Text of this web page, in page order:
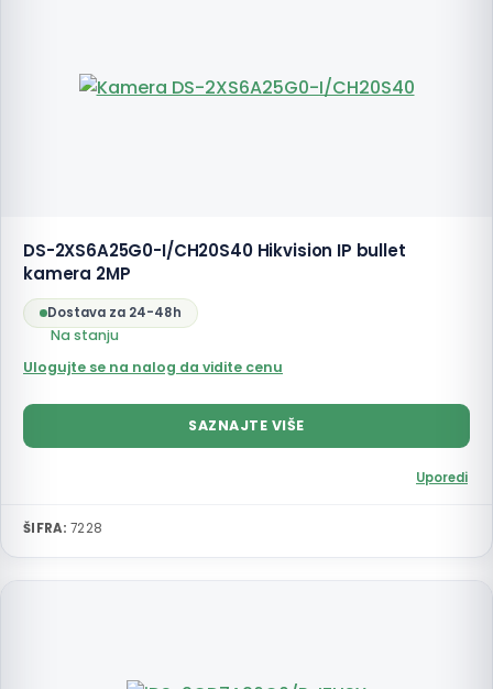
DS-2XS6A25G0-I/CH20S40 Hikvision IP bullet
kamera 2MP
Dostava za 24-48h
Na stanju
Ulogujte se na nalog da vidite cenu
SAZNAJTE VIŠE
Uporedi
ŠIFRA: 7228